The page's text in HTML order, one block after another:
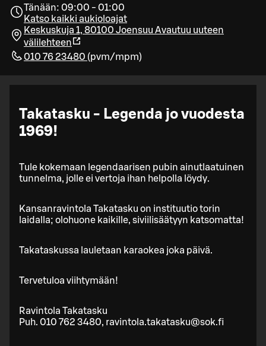
Tänään: 09:00 - 01:00
Katso kaikki aukioloajat
Keskuskuja 1, 80100 Joensuu Avautuu uuteen
välilehteen
010 76 23480 (pvm/mpm)
Takatasku - Legenda jo vuodesta
1969!
Tule kokemaan legendaarisen pubin ainutlaatuinen
tunnelma, jolle ei vertoja ihan helpolla löydy.
Kansanravintola Takatasku on instituutio torin
laidalla; olohuone kaikille, siviilisäätyyn katsomatta!
Takataskussa lauletaan karaokea joka päivä.
Tervetuloa viihtymään!
Ravintola Takatasku
Puh. 010 762 3480, ravintola.takatasku@sok.fi